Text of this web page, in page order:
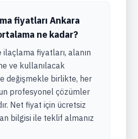
fiyatları Ankara
ne kadar?
fiyatları, alanın
ve kullanılacak
değişmekle birlikte, her
profesyonel çözümler
Net fiyat için ücretsiz
bilgisi ile teklif almanız